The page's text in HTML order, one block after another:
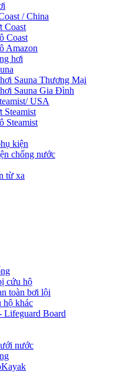
/ China
Coast
Coast
Amazon
hơi
Sauna Thương Mại
Sauna Gia Đình
USA
Steamist
Steamist
kiện
chống nước
từ xa
cứu hộ
toàn bơi lội
hộ khác
Lifeguard Board
nước